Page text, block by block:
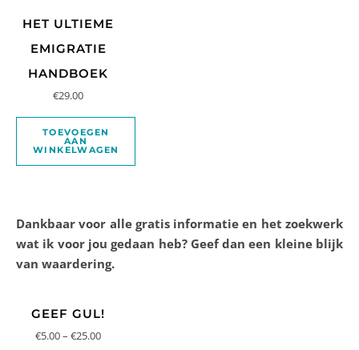
HET ULTIEME
EMIGRATIE
HANDBOEK
€29.00
TOEVOEGEN
AAN
WINKELWAGEN
Dankbaar voor alle gratis informatie en het zoekwerk
wat ik voor jou gedaan heb? Geef dan een kleine blijk
van waardering.
GEEF GUL!
€5.00–€25.00